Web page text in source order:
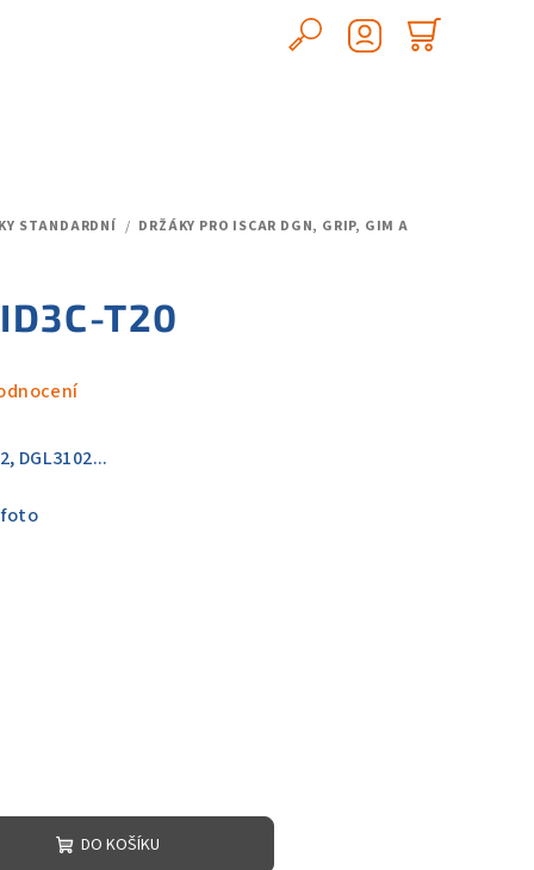
Hledat
STANDARDNÍ / DRŽÁKY PRO ISCAR DGN, GRIP, GIM A
T20
DGL3102...
foto
DO KOŠÍKU